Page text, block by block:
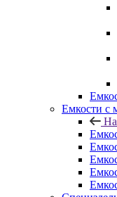
Емкости с